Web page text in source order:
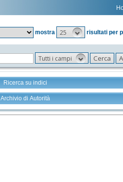
mostra
25 risultati per
Tutti i campi
Ricerca su indici
Archivio di Autorità